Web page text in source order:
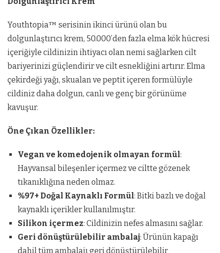
Youthtopia™ serisinin ikinci ürünü olan bu
dolgunlaştırıcı krem, 50.000’den fazla elma kök hücresi
içeriğiyle cildinizin ihtiyacı olan nemi sağlarken cilt
bariyerinizi güçlendirir ve cilt esnekliğini artırır. Elma
çekirdeği yağı, skualan ve peptit içeren formülüyle
cildiniz daha dolgun, canlı ve genç bir görünüme
kavuşur.
Öne Çıkan Özellikler:
Vegan ve komedojenik olmayan formül:
Hayvansal bileşenler içermez ve ciltte gözenek
tıkanıklığına neden olmaz.
%97+ Doğal Kaynaklı Formül: Bitki bazlı ve doğal
kaynaklı içerikler kullanılmıştır.
Silikon içermez: Cildinizin nefes almasını sağlar.
Geri dönüştürülebilir ambalaj: Ürünün kapağı
dahil tüm ambalajı geri dönüştürülebilir